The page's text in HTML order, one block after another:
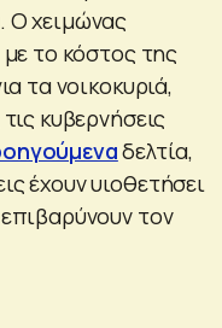
Ο χειμώνας
με το κόστος της
τα νοικοκυριά,
κυβερνήσεις
δελτία,
έχουν υιοθετήσει
τον